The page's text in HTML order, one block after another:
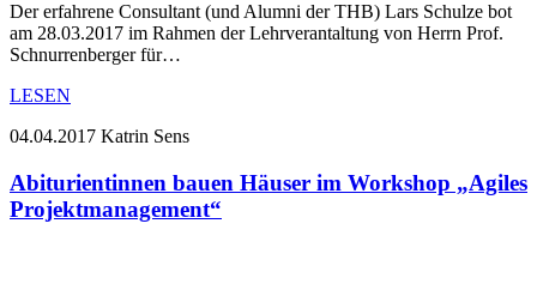
Der erfahrene Consultant (und Alumni der THB) Lars Schulze bot
am 28.03.2017 im Rahmen der Lehrverantaltung von Herrn Prof.
Schnurrenberger für…
LESEN
04.04.2017 Katrin Sens
Abiturientinnen bauen Häuser im Workshop „Agiles
Projektmanagement“